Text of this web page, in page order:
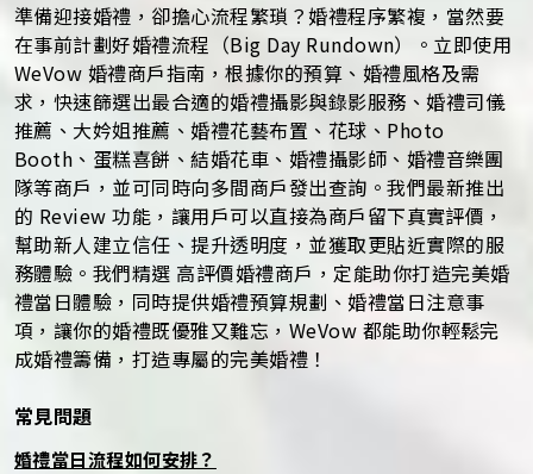
準備迎接婚禮，卻擔心流程繁瑣？婚禮程序繁複，當然要
在事前計劃好婚禮流程（Big Day Rundown）。立即使用
WeVow 婚禮商戶指南，根據你的預算、婚禮風格及需
求，快速篩選出最合適的婚禮攝影與錄影服務、婚禮司儀
推薦、大妗姐推薦、婚禮花藝布置、花球、Photo
Booth、蛋糕喜餅、結婚花車、婚禮攝影師、婚禮音樂團
隊等商戶，並可同時向多間商戶發出查詢。我們最新推出
的 Review 功能，讓用戶可以直接為商戶留下真實評價，
幫助新人建立信任、提升透明度，並獲取更貼近實際的服
務體驗。我們精選 高評價婚禮商戶，定能助你打造完美婚
禮當日體驗，同時提供婚禮預算規劃、婚禮當日注意事
項，讓你的婚禮既優雅又難忘，WeVow 都能助你輕鬆完
成婚禮籌備，打造專屬的完美婚禮！
常見問題
婚禮當日流程如何安排？